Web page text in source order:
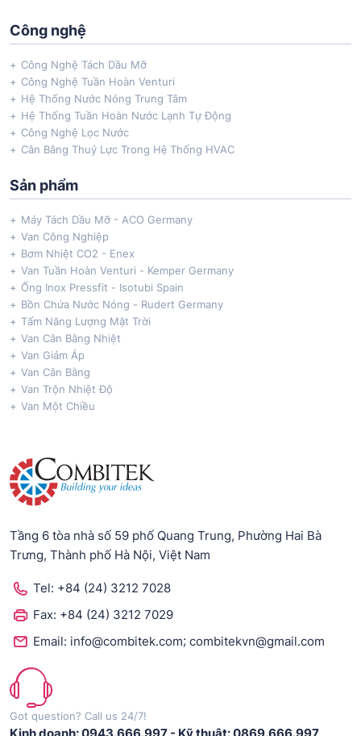
Công nghệ
Công Nghệ Tách Dầu Mỡ
Công Nghệ Tuần Hoàn Venturi
Hệ Thống Nước Nóng Trung Tâm
Hệ Thống Tuần Hoàn Nước Lạnh Tự Động
Công Nghệ Lọc Nước
Cân Bằng Thuỷ Lực Trong Hệ Thống HVAC
Sản phẩm
Máy Tách Dầu Mỡ - ACO Germany
Van Công Nghiệp
Bơm Nhiệt CO2 - Enex
Van Tuần Hoàn Venturi - Kemper Germany
Ống Inox Pressfit - Isotubi Spain
Bồn Chứa Nước Nóng - Rudert Germany
Tấm Năng Lượng Mặt Trời
Van Cân Bằng Nhiệt
Van Giảm Áp
Van Cân Bằng
Van Trộn Nhiệt Độ
Van Một Chiều
Tầng 6 tòa nhà số 59 phố Quang Trung, Phường Hai Bà
Trưng, Thành phố Hà Nội, Việt Nam
Tel: +84 (24) 3212 7028
Fax: +84 (24) 3212 7029
Email: info@combitek.com; combitekvn@gmail.com
Got question? Call us 24/7!